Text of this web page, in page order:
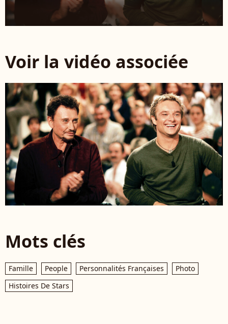
Voir la vidéo associée
Mots clés
Famille People Personnalités Françaises
Photo
Histoires De Stars